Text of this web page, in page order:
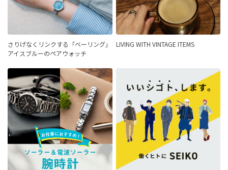
さりげなくリンクする「ベーリング」
アイスブルーのペアウォッチ
LIVING WITH VINTAGE ITEMS